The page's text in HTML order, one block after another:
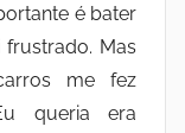
é bater
Mas
me fez
queria era